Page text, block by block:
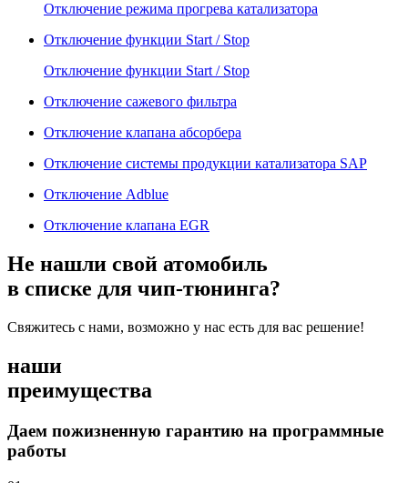
Отключение режима прогрева катализатора
Отключение функции Start / Stop
Отключение функции Start / Stop
Отключение сажевого фильтра
Отключение клапана абсорбера
Отключение системы продукции катализатора SAP
Отключение Adblue
Отключение клапана EGR
Не нашли свой атомобиль
в списке для чип-тюнинга?
Свяжитесь с нами, возможно у нас есть для вас решение!
наши
преимущества
Даем пожизненную гарантию на программные
работы